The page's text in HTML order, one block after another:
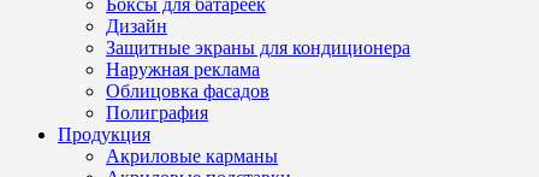
Боксы для батареек
Дизайн
Защитные экраны для кондиционера
Наружная реклама
Облицовка фасадов
Полиграфия
Продукция
Акриловые карманы